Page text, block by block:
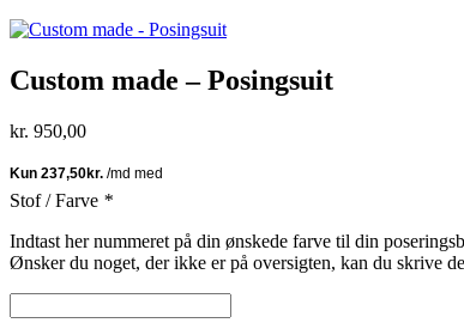
Custom made – Posingsuit
kr. 950,00
Stof / Farve *
Indtast her nummeret på din ønskede farve til din
Ønsker du noget, der ikke er på oversigten, kan du skrive